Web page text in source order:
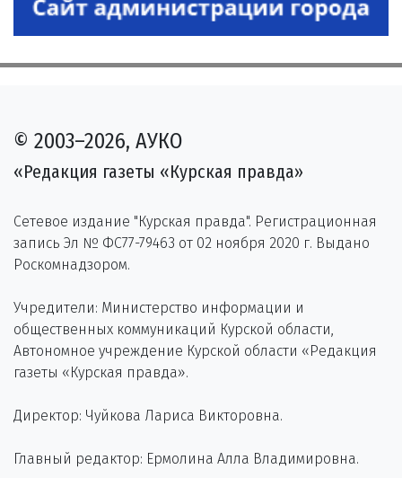
© 2003–2026, АУКО
«Редакция газеты «Курская правда»
Сетевое издание "Курская правда". Регистрационная
запись Эл № ФС77-79463 от 02 ноября 2020 г. Выдано
Роскомнадзором.
Учредители: Министерство информации и
общественных коммуникаций Курской области,
Автономное учреждение Курской области «Редакция
газеты «Курская правда».
Директор: Чуйкова Лариса Викторовна.
Главный редактор: Ермолина Алла Владимировна.